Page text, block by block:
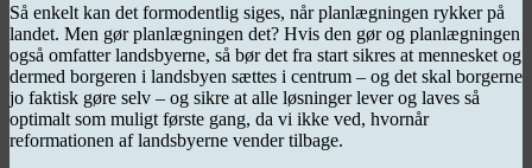
Så enkelt kan det formodentlig siges, når planlægningen rykker på
landet. Men gør planlægningen det? Hvis den gør og planlægningen
også omfatter landsbyerne, så bør det fra start sikres at mennesket og
dermed borgeren i landsbyen sættes i centrum – og det skal borgerne
jo faktisk gøre selv – og sikre at alle løsninger lever og laves så
optimalt som muligt første gang, da vi ikke ved, hvornår
reformationen af landsbyerne vender tilbage.